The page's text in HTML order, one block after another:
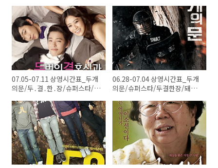
07.05-07.11 상영시간표_두개
의문/두․결․한․장/슈퍼스타/돼
06.28-07.04 상영시간표_두개
의문/슈퍼스타/두결한장/돼지